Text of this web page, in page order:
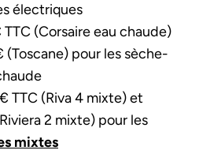
électriques
TTC (Corsaire eau chaude)
(Toscane) pour les sèche-
TTC (Riva 4 mixte) et
2 mixte) pour les
mixtes